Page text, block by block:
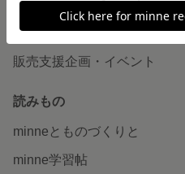
minne PLUS
minne LAB
販売支援企画・イベント
読みもの
minneとものづくりと
minne学習帖